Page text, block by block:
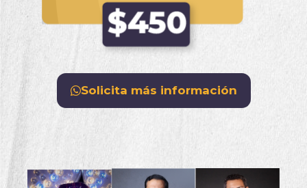
Solicita más información